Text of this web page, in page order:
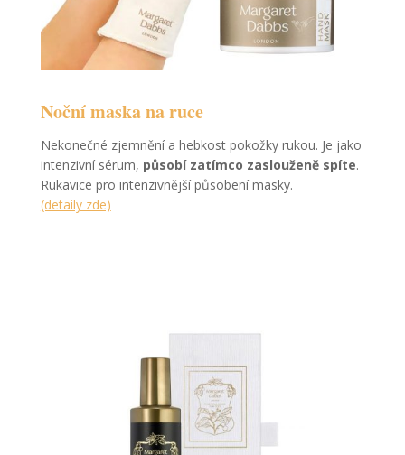
Noční maska na ruce
Nekonečné zjemnění a hebkost pokožky rukou. Je jako
intenzivní sérum, působí zatímco zaslouženě spíte.
Rukavice pro intenzivnější působení masky.
(detaily zde)